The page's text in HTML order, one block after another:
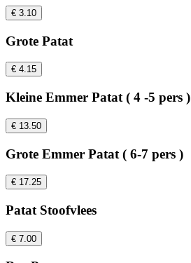
€ 3.10
Grote Patat
€ 4.15
Kleine Emmer Patat ( 4 -5 pers )
€ 13.50
Grote Emmer Patat ( 6-7 pers )
€ 17.25
Patat Stoofvlees
€ 7.00